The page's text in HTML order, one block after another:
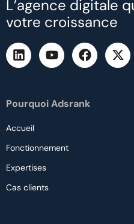
L’agence digitale
votre croissance
Pourquoi Adsrank
Accueil
Fonctionnement
Expertises
Cas clients